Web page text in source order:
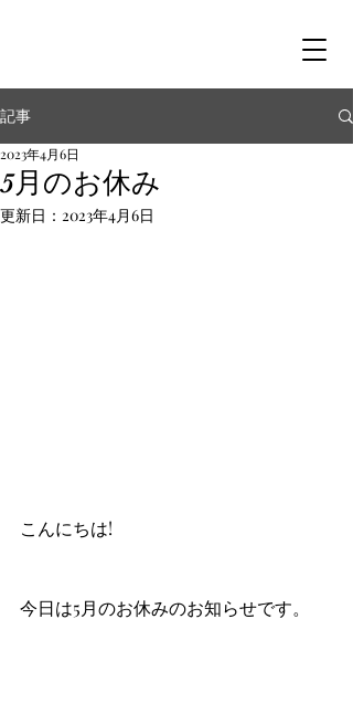
記事
5月のお休み
2023年4月6日
更新日： 2023年4月6日
こんにちは!
今日は5月のお休みのお知らせです。